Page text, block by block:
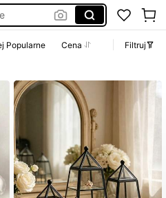
Popularne Cena
Filtruj